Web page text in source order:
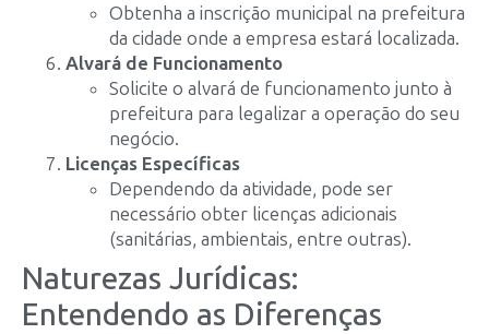
Obtenha a inscrição municipal na prefeitura
da cidade onde a empresa estará localizada.
Alvará de Funcionamento
Solicite o alvará de funcionamento junto à
prefeitura para legalizar a operação do seu
negócio.
Licenças Específicas
Dependendo da atividade, pode ser
necessário obter licenças adicionais
(sanitárias, ambientais, entre outras).
Naturezas Jurídicas:
Entendendo as Diferenças